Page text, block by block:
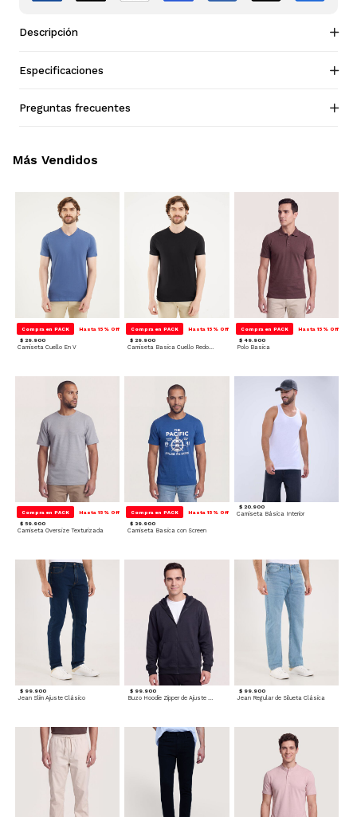
Descripción
Especificaciones
Preguntas frecuentes
Compra en PACK Hasta 15% Off
$ 29.900
Camiseta Cuello En V
Compra en PACK Hasta 15% Off
$ 29.900
Camiseta Basica Cuello Redondo
Compra en PACK Hasta 15% Off
$ 49.900
Polo Basica
Compra en PACK Hasta 15% Off
$ 59.900
Camiseta Oversize Texturizada
Compra en PACK Hasta 15% Off
$ 39.900
Camiseta Basica con Screen
$ 20.900
Camiseta Básica Interior
$ 99.900
Jean Slim Ajuste Clásico
$ 99.900
Buzo Hoodie Zipper de Ajuste Cómodo
$ 99.900
Jean Regular de Silueta Clásica
Más Vendidos